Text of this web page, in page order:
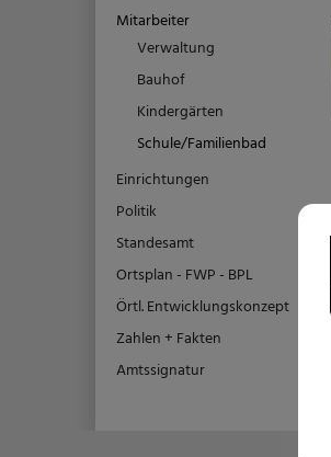
Mitarbeiter
Verwaltung
Bauhof
Kindergärten
Schule/Familienbad
Einrichtungen
Politik
Standesamt
Ortsplan - FWP - BPL
Örtl. Entwicklungskonzept
Zahlen + Fakten
Amtssignatur